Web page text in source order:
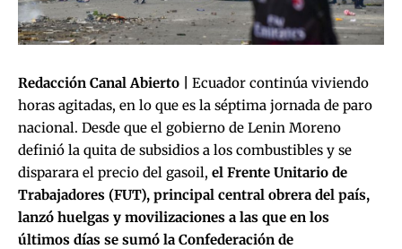
Redacción Canal Abierto |
Ecuador continúa viviendo
horas agitadas, en lo que es la séptima jornada de paro
nacional. Desde que el gobierno de Lenin Moreno
definió la quita de subsidios a los combustibles y se
disparara el precio del gasoil, el Frente Unitario de
Trabajadores (FUT), principal central obrera del país,
lanzó huelgas y movilizaciones a las que en los
últimos días se sumó la Confederación de